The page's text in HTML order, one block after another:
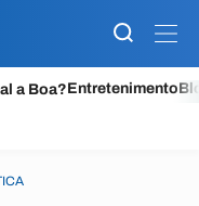
a Boa?Entretenimento